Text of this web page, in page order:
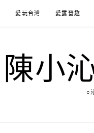
愛玩台灣 愛露營趣
陳小
○